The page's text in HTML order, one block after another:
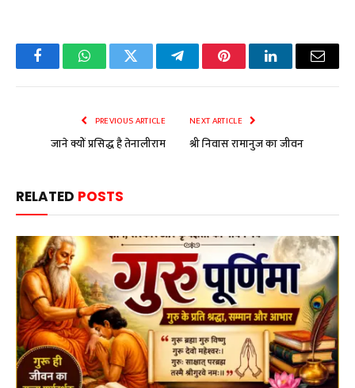
FacebookWhatsAppTwitter TelegramPinterestLinkedInEmail
PREVIOUS ARTICLE
जाने क्यों प्रसिद्ध है तेनालीराम
NEXT ARTICLE
श्री निवास रामानुज का जीवन
RELATED POSTS